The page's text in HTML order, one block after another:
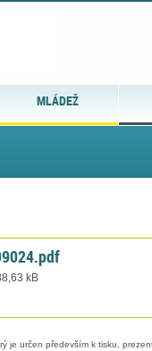
MLÁDEŽ
kB
je určen především k tisku,